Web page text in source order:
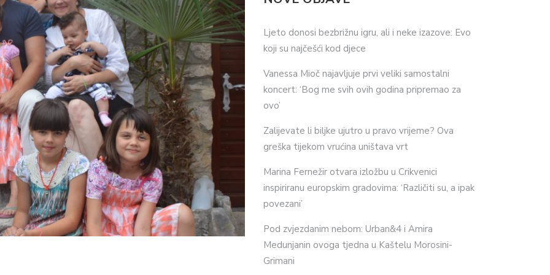
Ljeto donosi bezbrižnu igru, ali i neke izazove: Evo
koji su najčešći kod djece
Vanessa Mioč najavljuje prvi veliki samostalni
koncert: ‘Bog me svih ovih godina pripremao za
ovo’
Zalijevate li biljke ujutro u pravo vrijeme? Ova
greška tijekom vrućina uništava vrt
Marina Fernežir otvara izložbu u Crikvenici
inspiriranu europskim gradovima: ‘Različiti su, a ipak
povezani’
Pod zvjezdanim nebom: Urban&4 i Amira
Medunjanin ovoga tjedna u Kaštelu Morosini-
Grimani